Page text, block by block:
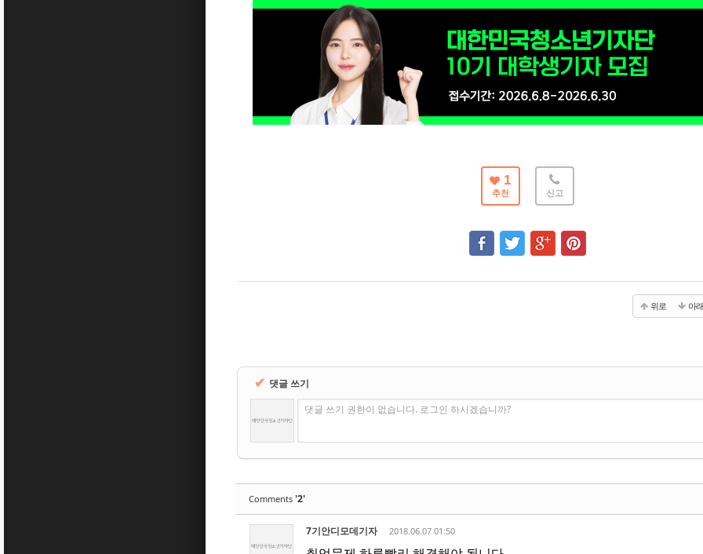
1
추천 신고
위로 아
✔ 댓글 쓰기
댓글 쓰기 권한이 없습니다. 로그인 하시겠습니까?
Comments '2'
7기안디모데기자 2018.06.07 01:50